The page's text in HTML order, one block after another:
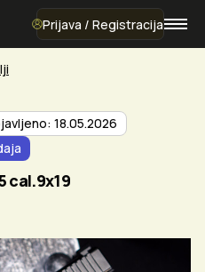
Prijava / Registracija
18.05.2026
cal.9x19